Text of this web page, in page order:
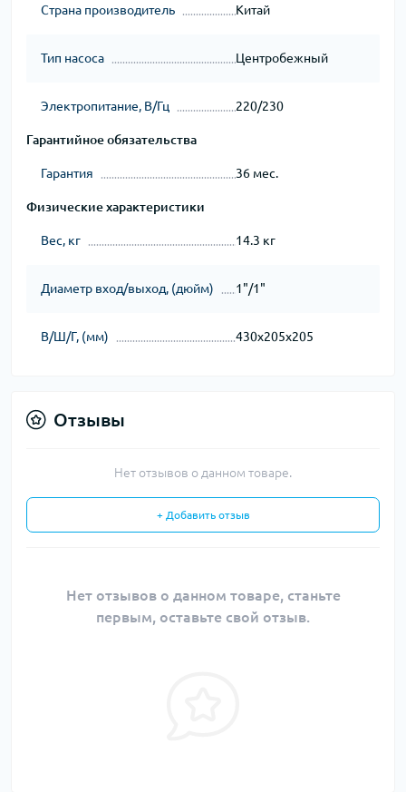
Страна производитель Китай
Тип насоса Центробежный
Электропитание, В/Гц 220/230
Гарантийное обязательства
Гарантия 36 мес.
Физические характеристики
Вес, кг 14.3 кг
Диаметр вход/выход, (дюйм) 1"/1"
В/Ш/Г, (мм) 430х205х205
Отзывы
Нет отзывов о данном товаре.
+ Добавить отзыв
Нет отзывов о данном товаре, станьте
первым, оставьте свой отзыв.